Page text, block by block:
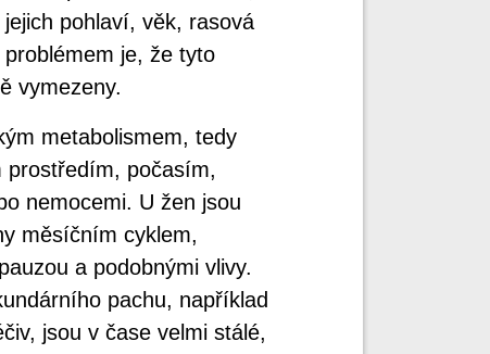
pohlaví, věk, rasová
je, že tyto
vymezeny.
metabolismem, tedy
prostředím, počasím,
nemocemi. U žen jsou
měsíčním cyklem,
a podobnými vlivy.
pachu, například
jsou v čase velmi stálé,